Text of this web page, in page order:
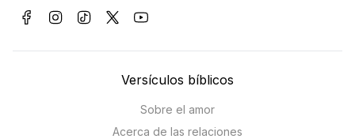
Versículos bíblicos
Sobre el amor
Acerca de las relaciones